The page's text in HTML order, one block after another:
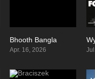
Bhooth Bangla
Apr. 16, 2026